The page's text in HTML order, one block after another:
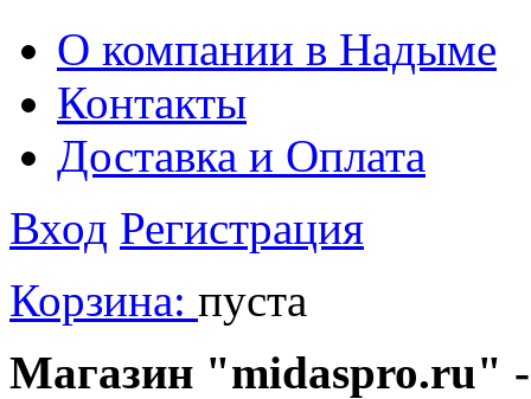
О компании в Надыме
Контакты
Доставка и Оплата
Вход Регистрация
Корзина: пуста
Магазин "midaspro.ru" -